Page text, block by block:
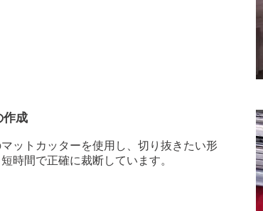
成
ットカッターを使用し、切り抜きたい形
時間で正確に裁断しています。